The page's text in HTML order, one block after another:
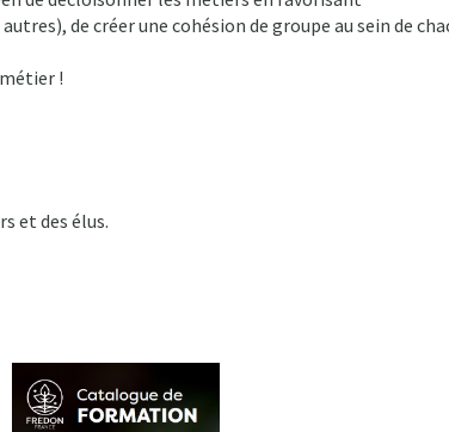
de créer une cohésion de groupe au sein de
!
et des élus.